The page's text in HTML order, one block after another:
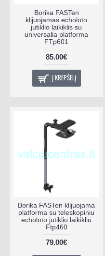
Borika FASTen
klijuojamas echoloto
jutiklio laikiklis su
universalia platforma
FTp601
85.00€
Į KREPŠELĮ
Borika FASTen klijuojama
platforma su teleskopiniu
echoloto jutiklio laikikliu
Ftp460
79.00€